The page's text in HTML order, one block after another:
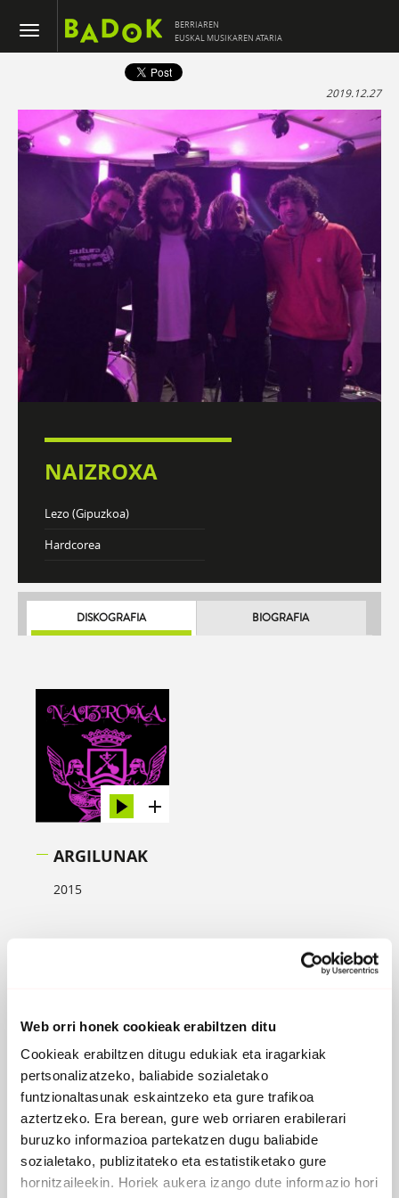
Web orri honek cookieak erabiltzen ditu
Cookieak erabiltzen ditugu edukiak eta iragarkiak
pertsonalizatzeko, baliabide sozialetako
funtzionaltasunak eskaintzeko eta gure trafikoa
aztertzeko. Era berean, gure web orriaren erabilerari
buruzko informazioa partekatzen dugu baliabide
sozialetako, publizitateko eta estatistiketako gure
hornitzaileekin. Horiek aukera izango dute informazio hori
BERRIAREN
EUSKAL MUSIKAREN ATARIA
2019.12.27
NAIZROXA
Lezo (Gipuzkoa)
Hardcorea
DISKOGRAFIA BIOGRAFIA
ARGILUNAK
2015